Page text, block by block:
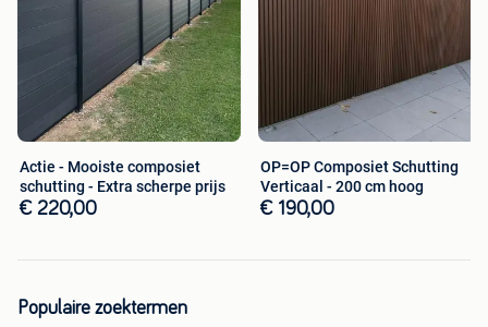
Almere (NL) en beoordeel zelf de topkwaliteit.
Actie - Mooiste composiet
schutting - Extra scherpe prijs
€ 220,00
OP=OP Composiet Schutting
Verticaal - 200 cm hoog
€ 190,00
Populaire zoektermen